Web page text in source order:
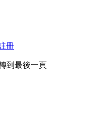
冊
到最後一頁